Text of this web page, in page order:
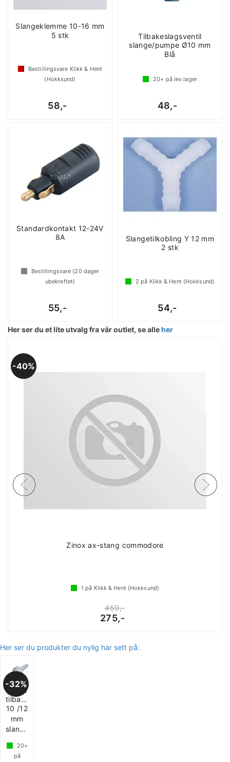
Slangeklemme 10-16 mm
5 stk
Bestillingsvare Klikk & Hent
(Hokksund)
58,-
Tilbakeslagsventil
slange/pumpe Ø10 mm
Blå
20+ på lev.lager
48,-
Standardkontakt 12-24V
8A
Bestillingsvare (20 dager
ubekreftet)
55,-
Slangetilkobling Y 12 mm
2 stk
2 på Klikk & Hent (Hokksund)
54,-
Her ser du et lite utvalg fra vår outlet, se alleher
40%
Zinox ax-stang commodore
1 på Klikk & Hent (Hokksund)
459,-
275,-
Her ser du produkter du nylig har sett på:
32%
Reich
tilbakeslagsventil
10 /12
mm
slangetilkobling
20+
på